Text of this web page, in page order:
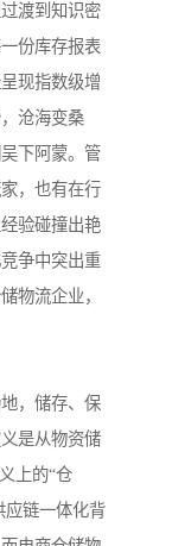
渡到知识密
份库存报表
现指数级增
沧海变桑
下阿蒙。管
，也有在行
验碰撞出艳
争中突出重
物流企业，
，储存、保
是从物资储
上的“仓
应链一体化背